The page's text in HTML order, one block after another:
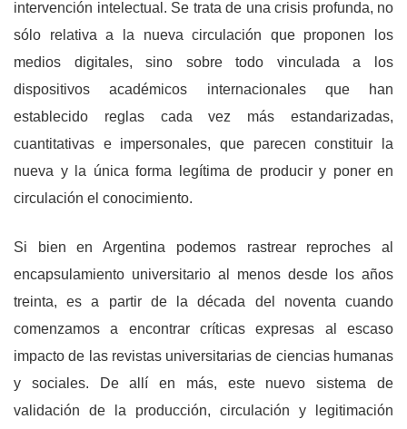
intervención intelectual. Se trata de una crisis profunda, no
sólo relativa a la nueva circulación que proponen los
medios digitales, sino sobre todo vinculada a los
dispositivos académicos internacionales que han
establecido reglas cada vez más estandarizadas,
cuantitativas e impersonales, que parecen constituir la
nueva y la única forma legítima de producir y poner en
circulación el conocimiento.
Si bien en Argentina podemos rastrear reproches al
encapsulamiento universitario al menos desde los años
treinta, es a partir de la década del noventa cuando
comenzamos a encontrar críticas expresas al escaso
impacto de las revistas universitarias de ciencias humanas
y sociales. De allí en más, este nuevo sistema de
validación de la producción, circulación y legitimación